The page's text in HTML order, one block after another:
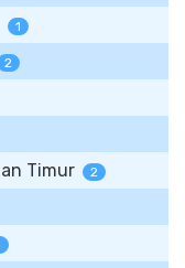
1
2
Timur 2